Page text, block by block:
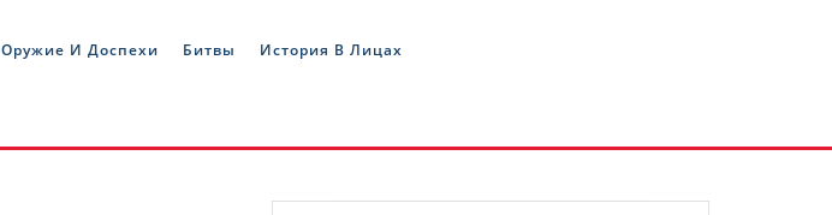
Оружие И Доспехи Битвы История В Лицах